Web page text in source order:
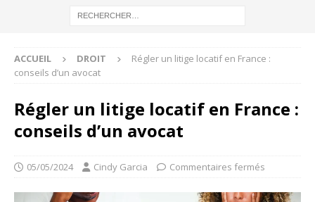
ACCUEIL DROIT
Régler un litige locatif en France :
conseils d’un avocat
Régler un litige locatif en France :
conseils d’un avocat
05/05/2024 Cindy Garcia Commentaires fermés